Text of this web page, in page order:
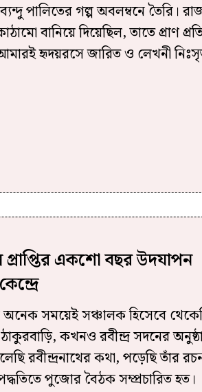
পালিতের গল্প অবলম্বনে তৈরি।
বানিয়ে দিয়েছিল, তাতে প্রাণ
হৃদয়রসে জারিত ও লেখনী
প্রাপ্তির একশো বছর উদযাপন
সময়েই সঞ্চালক হিসেবে
কখনও রবীন্দ্র সদনের
রবীন্দ্রনাথের কথা, পড়েছি তাঁর
পদ্ধতিতে পুজোর বৈঠক সম্প্রচারিত হত।